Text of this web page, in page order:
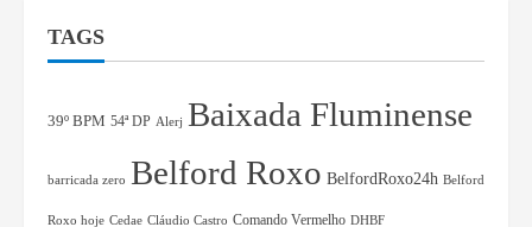
TAGS
39º BPM 54ª DP Alerj Baixada Fluminense
barricada zero Belford Roxo BelfordRoxo24h Belford
Roxo hoje Cedae Cláudio Castro Comando Vermelho DHBF